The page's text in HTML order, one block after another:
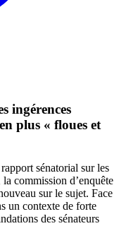
ingérences
plus « floues et
sénatorial sur les
commission d’enquête
sur le sujet. Face
un contexte de forte
des sénateurs